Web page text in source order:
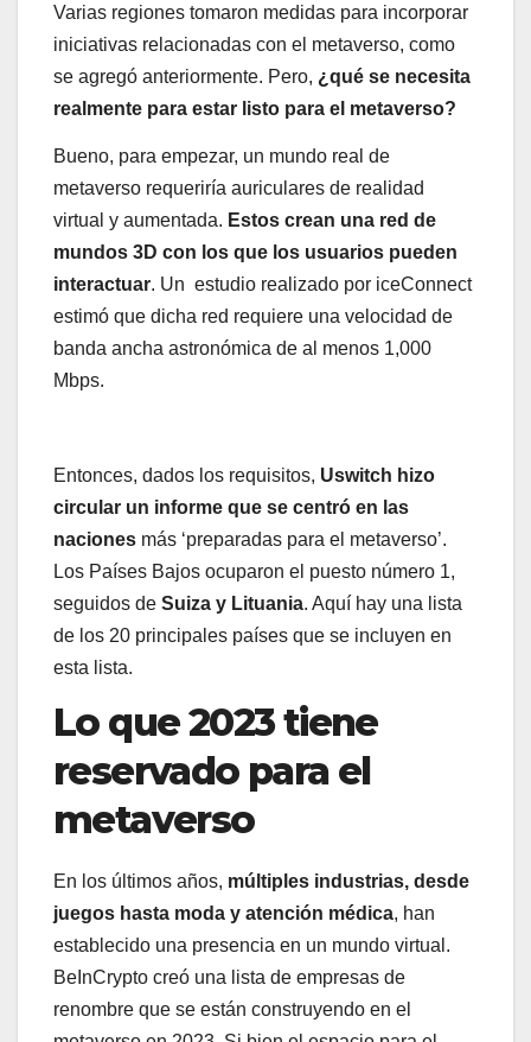
Varias regiones tomaron medidas para incorporar
iniciativas relacionadas con el metaverso, como
se agregó anteriormente. Pero, ¿qué se necesita
realmente para estar listo para el metaverso?
Bueno, para empezar, un mundo real de
metaverso requeriría auriculares de realidad
virtual y aumentada. Estos crean una red de
mundos 3D con los que los usuarios pueden
interactuar. Un estudio realizado por iceConnect
estimó que dicha red requiere una velocidad de
banda ancha astronómica de al menos 1,000
Mbps.
Entonces, dados los requisitos, Uswitch hizo
circular un informe que se centró en las
naciones más ‘preparadas para el metaverso’.
Los Países Bajos ocuparon el puesto número 1,
seguidos de Suiza y Lituania. Aquí hay una lista
de los 20 principales países que se incluyen en
esta lista.
Lo que 2023 tiene
reservado para el
metaverso
En los últimos años, múltiples industrias, desde
juegos hasta moda y atención médica, han
establecido una presencia en un mundo virtual.
BeInCrypto creó una lista de empresas de
renombre que se están construyendo en el